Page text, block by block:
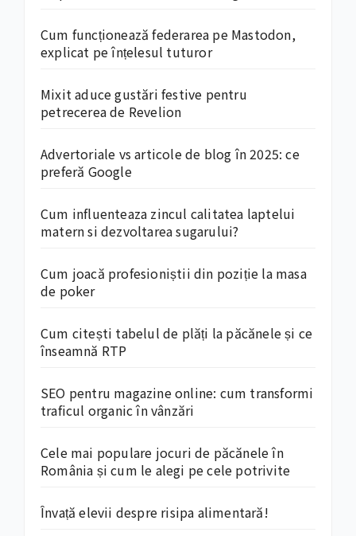
Cum funcționează federarea pe Mastodon,
explicat pe înțelesul tuturor
Mixit aduce gustări festive pentru
petrecerea de Revelion
Advertoriale vs articole de blog în 2025: ce
preferă Google
Cum influenteaza zincul calitatea laptelui
matern si dezvoltarea sugarului?
Cum joacă profesioniștii din poziție la masa
de poker
Cum citești tabelul de plăți la păcănele și ce
înseamnă RTP
SEO pentru magazine online: cum transformi
traficul organic în vânzări
Cele mai populare jocuri de păcănele în
România și cum le alegi pe cele potrivite
Învață elevii despre risipa alimentară!